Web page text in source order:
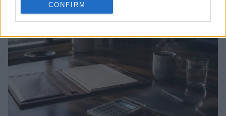
CONFIRM
INVESTIMENTOS